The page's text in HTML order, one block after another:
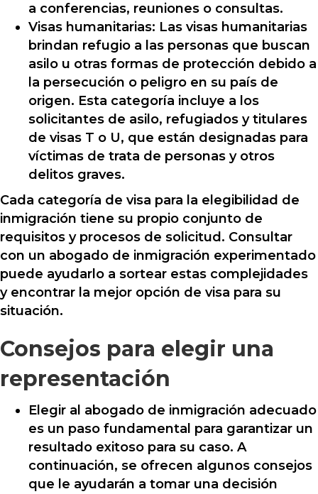
a conferencias, reuniones o consultas.
Visas humanitarias: Las visas humanitarias
brindan refugio a las personas que buscan
asilo u otras formas de protección debido a
la persecución o peligro en su país de
origen. Esta categoría incluye a los
solicitantes de asilo, refugiados y titulares
de visas T o U, que están designadas para
víctimas de trata de personas y otros
delitos graves.
Cada categoría de visa para la elegibilidad de
inmigración tiene su propio conjunto de
requisitos y procesos de solicitud. Consultar
con un abogado de inmigración experimentado
puede ayudarlo a sortear estas complejidades
y encontrar la mejor opción de visa para su
situación.
Consejos para elegir una
representación
Elegir al abogado de inmigración adecuado
es un paso fundamental para garantizar un
resultado exitoso para su caso. A
continuación, se ofrecen algunos consejos
que le ayudarán a tomar una decisión